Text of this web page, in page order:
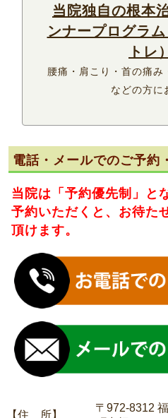
当院独自の根本
ンナープログラ
トレ
腰痛・肩こり・首の痛み
などの方に
電話・メールでのご予約
当院は 「予約優先制」
と
予約いただくと、お待た
頂けます。
【住 所】
〒972-8312